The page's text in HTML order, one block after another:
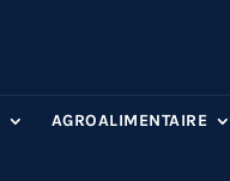
AGROALIMENTAIRE